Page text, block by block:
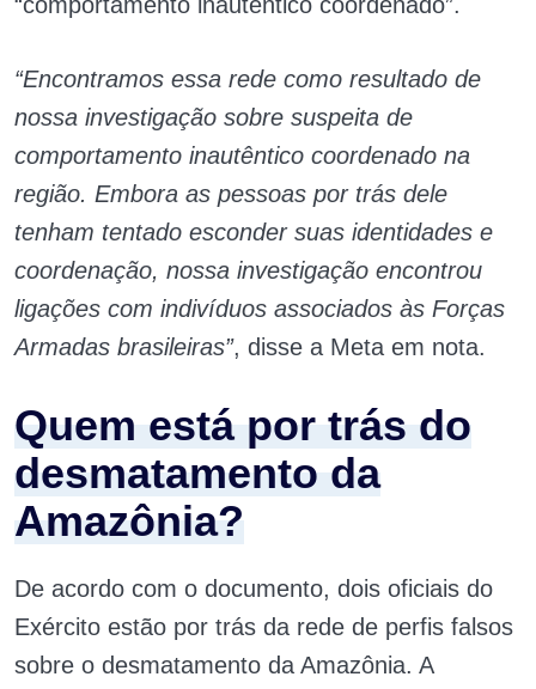
“Encontramos essa rede como resultado de
nossa investigação sobre suspeita de
comportamento inautêntico coordenado na
região. Embora as pessoas por trás dele
tenham tentado esconder suas identidades e
coordenação, nossa investigação encontrou
ligações com indivíduos associados às Forças
Armadas brasileiras”, disse a Meta em nota.
Quem está por trás do
desmatamento da
Amazônia?
De acordo com o documento, dois oficiais do
Exército estão por trás da rede de perfis falsos
sobre o desmatamento da Amazônia. A